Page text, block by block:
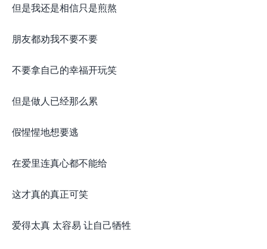
但是我还是相信只是煎熬
朋友都劝我不要不要
不要拿自己的幸福开玩笑
但是做人已经那么累
假惺惺地想要逃
在爱里连真心都不能给
这才真的真正可笑
爱得太真 太容易 让自己牺牲